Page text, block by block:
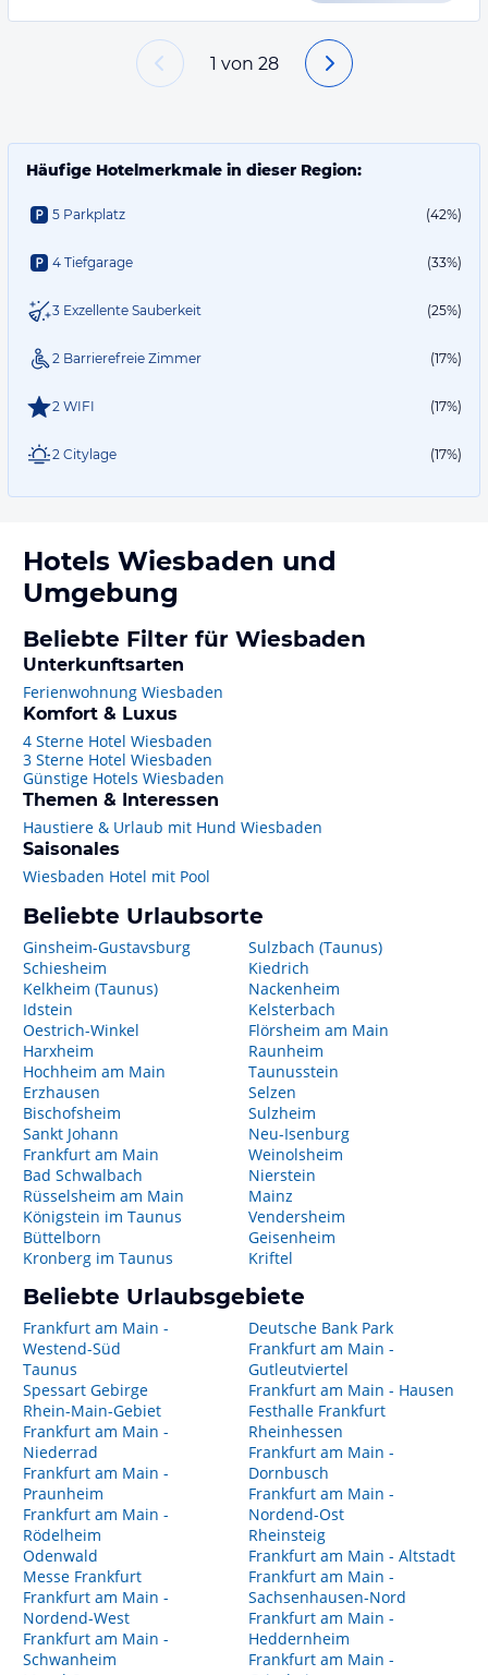
1 von 28
Häufige Hotelmerkmale in dieser Region:
5 Parkplatz (42%)
4 Tiefgarage (33%)
3 Exzellente Sauberkeit (25%)
2 Barrierefreie Zimmer (17%)
2 WIFI (17%)
2 Citylage (17%)
Hotels Wiesbaden und
Umgebung
Beliebte Filter für Wiesbaden
Unterkunftsarten
Ferienwohnung Wiesbaden
Komfort & Luxus
4 Sterne Hotel Wiesbaden
3 Sterne Hotel Wiesbaden
Günstige Hotels Wiesbaden
Themen & Interessen
Haustiere & Urlaub mit Hund Wiesbaden
Saisonales
Wiesbaden Hotel mit Pool
Beliebte Urlaubsorte
Ginsheim-Gustavsburg
Schiesheim
Kelkheim (Taunus)
Idstein
Oestrich-Winkel
Harxheim
Hochheim am Main
Erzhausen
Bischofsheim
Sankt Johann
Frankfurt am Main
Bad Schwalbach
Rüsselsheim am Main
Königstein im Taunus
Büttelborn
Kronberg im Taunus
Sulzbach (Taunus)
Kiedrich
Nackenheim
Kelsterbach
Flörsheim am Main
Raunheim
Taunusstein
Selzen
Sulzheim
Neu-Isenburg
Weinolsheim
Nierstein
Mainz
Vendersheim
Geisenheim
Kriftel
Beliebte Urlaubsgebiete
Frankfurt am Main -
Westend-Süd
Taunus
Spessart Gebirge
Rhein-Main-Gebiet
Frankfurt am Main -
Niederrad
Frankfurt am Main -
Praunheim
Frankfurt am Main -
Rödelheim
Odenwald
Messe Frankfurt
Frankfurt am Main -
Nordend-West
Frankfurt am Main -
Schwanheim
Deutsche Bank Park
Frankfurt am Main -
Gutleutviertel
Frankfurt am Main - Hausen
Festhalle Frankfurt
Rheinhessen
Frankfurt am Main -
Dornbusch
Frankfurt am Main -
Nordend-Ost
Rheinsteig
Frankfurt am Main - Altstadt
Frankfurt am Main -
Sachsenhausen-Nord
Frankfurt am Main -
Heddernheim
Frankfurt am Main -